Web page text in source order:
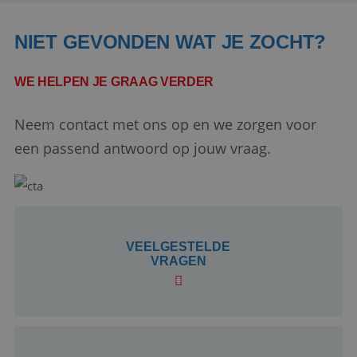
NIET GEVONDEN WAT JE ZOCHT?
WE HELPEN JE GRAAG VERDER
Neem contact met ons op en we zorgen voor
een passend antwoord op jouw vraag.
VEELGESTELDE
VRAGEN
Corporation
.linkedin.com
Google Privacy Policy